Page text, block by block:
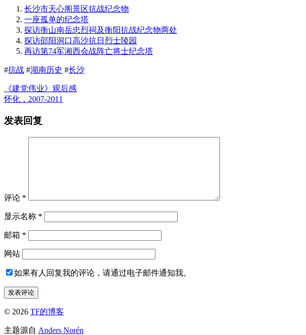
长沙市天心阁景区抗战纪念物
一座孤单的纪念塔
探访衡山南岳忠烈祠及衡阳抗战纪念物两处
探访邵阳洞口高沙抗日烈士陵园
再访第74军湘西会战阵亡将士纪念塔
#抗战 #湖南历史 #长沙
《建党伟业》观后感
怀化，2007-2011
发表回复
评论 *
显示名称 *
邮箱 *
网站
如果有人回复我的评论，请通过电子邮件通知我。
© 2026 TF的博客
主题源自 Anders Norén